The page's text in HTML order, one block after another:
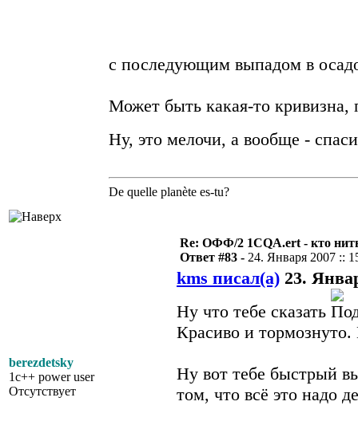
с последующим выпадом в
Может быть какая-то кривизна,
Ну, это мелочи, а вообще -
De quelle planète es-tu?
berezdetsky
1c++ power user
Отсутствует
Re: ОФФ/2 1CQA.ert - кто
Ответ #83 - 24. Января 2007 ::
kms писал(а) 23.
Ну что тебе сказать
Красиво и тормознуто.
Ну вот тебе быстрый
том, что всё это надо